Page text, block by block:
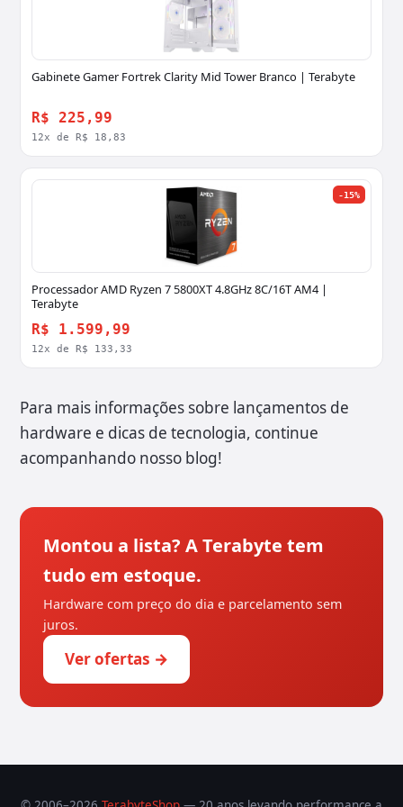
Gabinete Gamer Fortrek Clarity Mid Tower Branco | Terabyte
R$ 225,99
12x de R$ 18,83
-15%
Processador AMD Ryzen 7 5800XT 4.8GHz 8C/16T AM4 |
Terabyte
R$ 1.599,99
12x de R$ 133,33
Para mais informações sobre lançamentos de
hardware e dicas de tecnologia, continue
acompanhando nosso blog!
Montou a lista? A Terabyte tem
tudo em estoque.
Hardware com preço do dia e parcelamento sem
juros.
Ver ofertas →